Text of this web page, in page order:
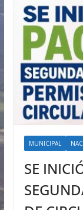
MUNICIPAL
SE